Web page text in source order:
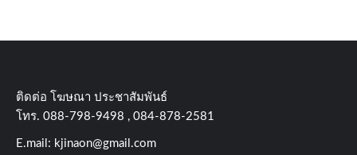
ติดต่อ​ โฆษณา​ ประชาสัมพันธ์
โทร​. 088-798-9498 , 084-878-2581
E.mail: kjinaon@gmail.com